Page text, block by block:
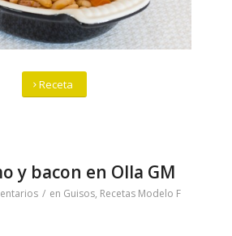
Receta
y bacon en Olla GM
/ en Guisos, Recetas Modelo F